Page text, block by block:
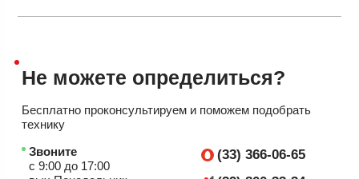
Не можете определиться?
Бесплатно проконсультируем и поможем подобрать
технику
Звоните
с 9:00 до 17:00
(33) 366-06-65